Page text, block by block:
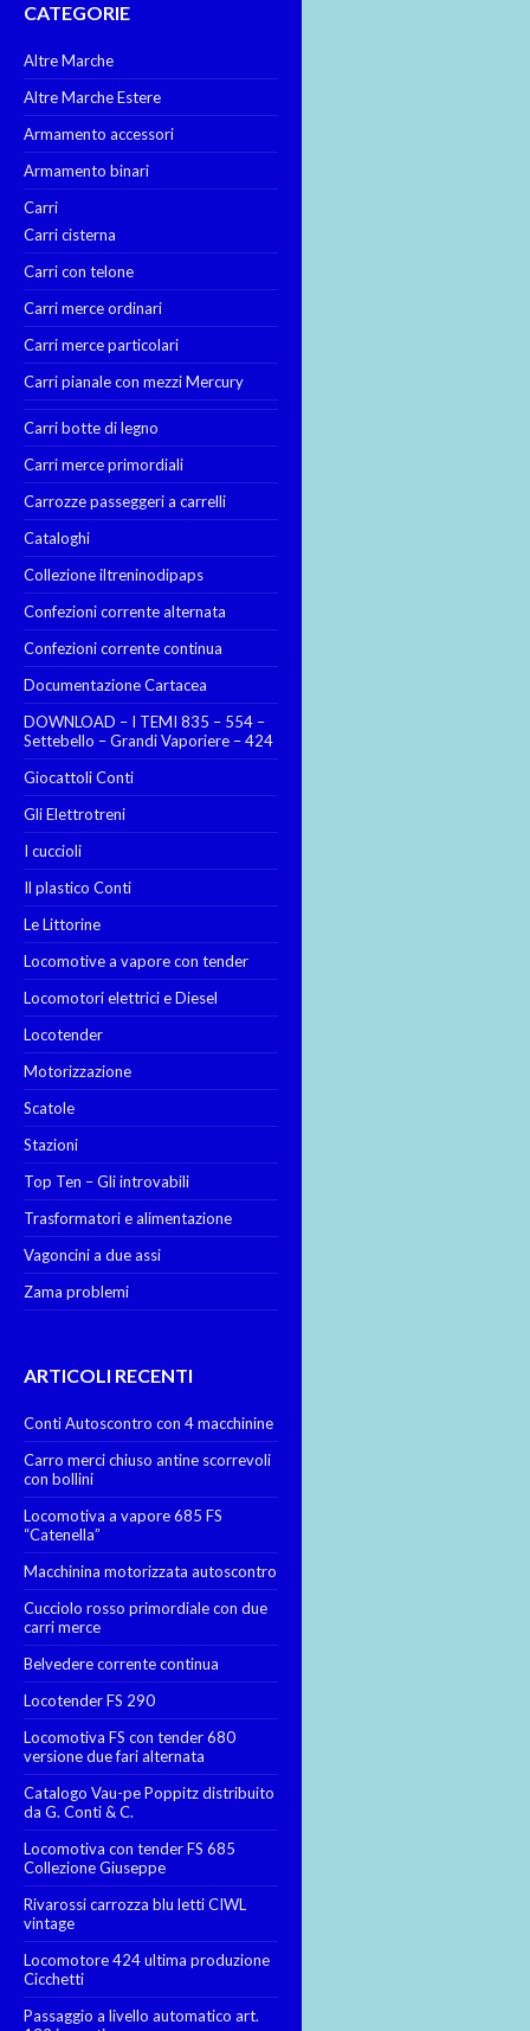
CATEGORIE
Altre Marche
Altre Marche Estere
Armamento accessori
Armamento binari
Carri
Carri cisterna
Carri con telone
Carri merce ordinari
Carri merce particolari
Carri pianale con mezzi Mercury
Carri botte di legno
Carri merce primordiali
Carrozze passeggeri a carrelli
Cataloghi
Collezione iltreninodipaps
Confezioni corrente alternata
Confezioni corrente continua
Documentazione Cartacea
DOWNLOAD – I TEMI 835 – 554 –
Settebello – Grandi Vaporiere – 424
Giocattoli Conti
Gli Elettrotreni
I cuccioli
Il plastico Conti
Le Littorine
Locomotive a vapore con tender
Locomotori elettrici e Diesel
Locotender
Motorizzazione
Scatole
Stazioni
Top Ten – Gli introvabili
Trasformatori e alimentazione
Vagoncini a due assi
Zama problemi
ARTICOLI RECENTI
Conti Autoscontro con 4 macchinine
Carro merci chiuso antine scorrevoli
con bollini
Locomotiva a vapore 685 FS
“Catenella”
Macchinina motorizzata autoscontro
Cucciolo rosso primordiale con due
carri merce
Belvedere corrente continua
Locotender FS 290
Locomotiva FS con tender 680
versione due fari alternata
Catalogo Vau-pe Poppitz distribuito
da G. Conti & C.
Locomotiva con tender FS 685
Collezione Giuseppe
Rivarossi carrozza blu letti CIWL
vintage
Locomotore 424 ultima produzione
Cicchetti
Passaggio a livello automatico art.